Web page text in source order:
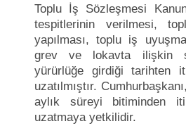
Toplu İş Sözleşmesi
tespitlerinin verilmesi,
yapılması, toplu iş
grev ve lokavta ilişkin
yürürlüğe girdiği tarihten
uzatılmıştır.
aylık süreyi bitiminden
uzatmaya yetkilidir.